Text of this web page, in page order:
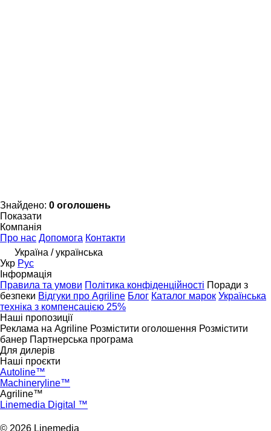
Знайдено: 0 оголошень
Показати
Компанія
Про нас Допомога Контакти
Україна / українська
Укр Рус
Інформація
Правила та умови Політика конфіденційності Поради з
безпеки Відгуки про Agriline Блог Каталог марок Українська
техніка з компенсацією 25%
Наші пропозиції
Реклама на Agriline Розмістити оголошення Розмістити
банер Партнерська програма
Для дилерів
Наші проєкти
Autoline™
Machineryline™
Agriline™
Linemedia Digital ™
© 2026 Linemedia